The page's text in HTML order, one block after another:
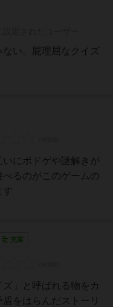
ない。屁理屈なクイズ
にボドゲや謎解きが
るのがこのゲームの
充実
」と呼ばれる物をカ
をはらんだストーリ